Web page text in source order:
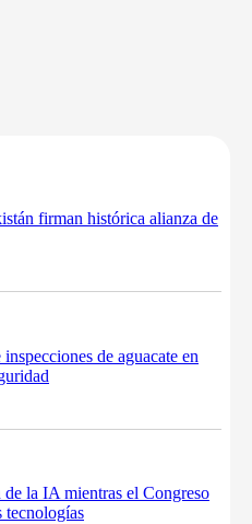
firman histórica alianza de
de aguacate en
la IA mientras el Congreso
tecnologías